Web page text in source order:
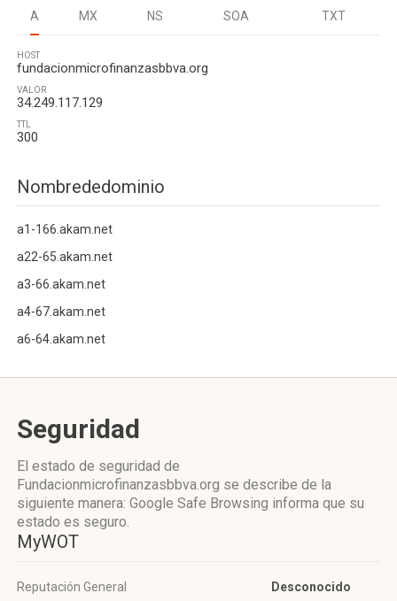
A MX NS SOA TXT
HOST
fundacionmicrofinanzasbbva.org
VALOR
34.249.117.129
TTL
300
Nombrededominio
a1-166.akam.net
a22-65.akam.net
a3-66.akam.net
a4-67.akam.net
a6-64.akam.net
Seguridad
El estado de seguridad de
Fundacionmicrofinanzasbbva.org se describe de la
siguiente manera: Google Safe Browsing informa que su
estado es seguro.
MyWOT
Reputación General Desconocido